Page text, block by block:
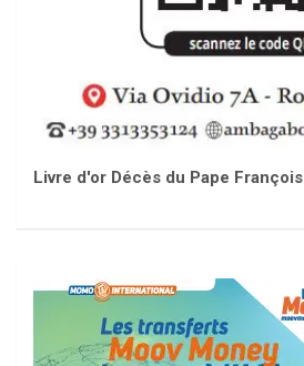
Livre d'or Décès du Pape François